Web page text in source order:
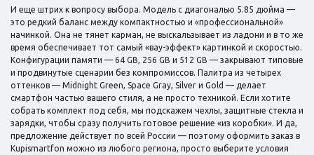
И еще штрих к вопросу выбора. Модель с диагональю 5.85 дюйма —
это редкий баланс между компактностью и «профессиональной»
начинкой. Она не тянет карман, не выскальзывает из ладони и в то же
время обеспечивает тот самый «вау-эффект» картинкой и скоростью.
Конфигурации памяти — 64 GB, 256 GB и 512 GB — закрывают типовые
и продвинутые сценарии без компромиссов. Палитра из четырех
оттенков — Midnight Green, Space Gray, Silver и Gold — делает
смартфон частью вашего стиля, а не просто техникой. Если хотите
собрать комплект под себя, мы подскажем чехлы, защитные стекла и
зарядки, чтобы сразу получить готовое решение «из коробки». И да,
предложение действует по всей России — поэтому оформить заказ в
Kupismartfon можно из любого региона, просто выберите условия